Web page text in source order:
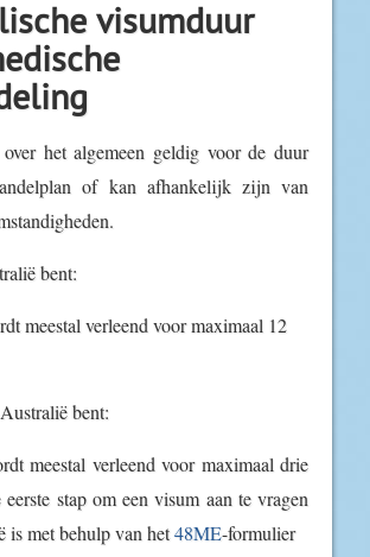
visumduur
het algemeen geldig voor de duur
of kan afhankelijk zijn van
bent:
meestal verleend voor maximaal 12
bent:
meestal verleend voor maximaal drie
stap om een visum aan te vragen
is met behulp van het48ME-formulier